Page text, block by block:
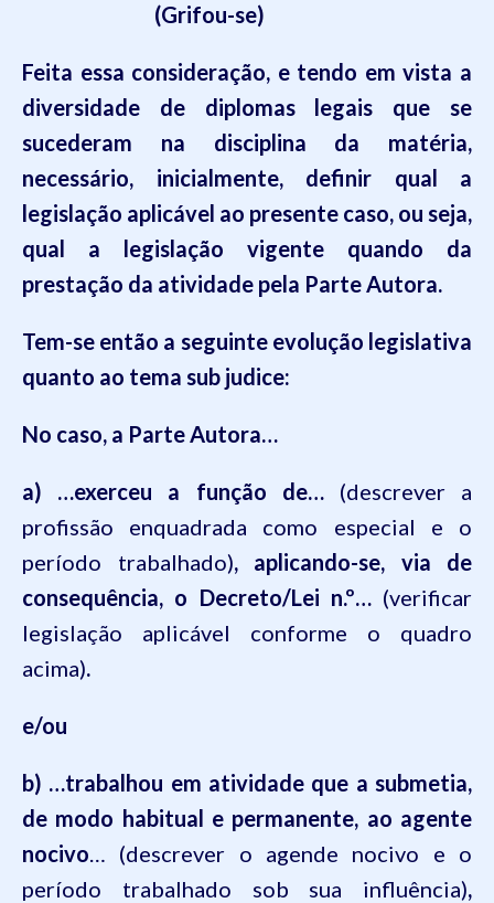
(Grifou-se)
Feita essa consideração, e tendo em vista a
diversidade de diplomas legais que se
sucederam na disciplina da matéria,
necessário, inicialmente, definir qual a
legislação aplicável ao presente caso, ou seja,
qual a legislação vigente quando da
prestação da atividade pela Parte Autora.
Tem-se então a seguinte evolução legislativa
quanto ao tema sub judice:
No caso, a Parte Autora…
a) …exerceu a função de… (descrever a
profissão enquadrada como especial e o
período trabalhado), aplicando-se, via de
consequência, o Decreto/Lei n.º… (verificar
legislação aplicável conforme o quadro
acima).
e/ou
b) …trabalhou em atividade que a submetia,
de modo habitual e permanente, ao agente
nocivo… (descrever o agende nocivo e o
período trabalhado sob sua influência),